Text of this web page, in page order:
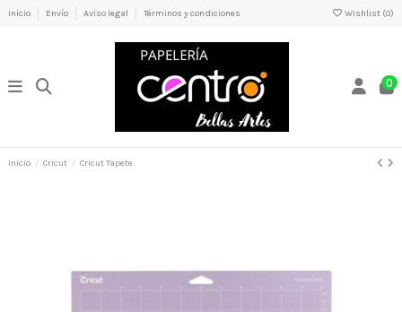
Inicio Envío Aviso legal Términos y condiciones Wishlist (0)
0
Inicio Cricut Cricut Tapete